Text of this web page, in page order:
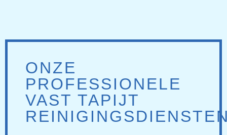
ONZE
PROFESSIONELE
VAST TAPIJT